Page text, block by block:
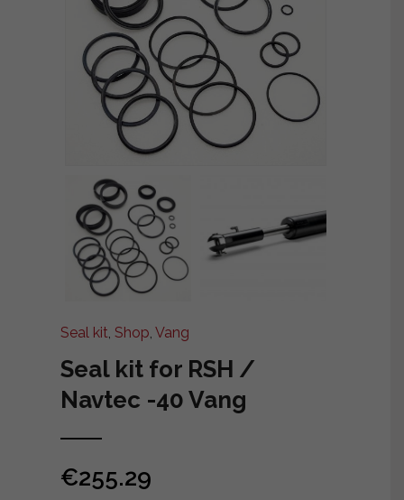
Seal kit, Shop, Vang
Seal kit for RSH /
Navtec -40 Vang
€255.29